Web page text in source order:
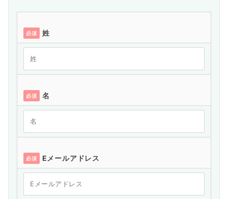
必須 姓
必須 名
必須 Eメールアドレス